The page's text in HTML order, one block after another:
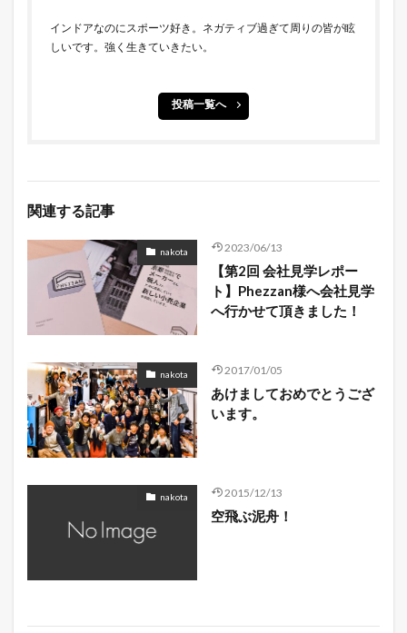
インドアなのにスポーツ好き。ネガティブ過ぎて周りの皆が眩
しいです。強く生きていきたい。
投稿一覧へ
関連する記事
nakota 2023/06/13
【第2回 会社見学レポー
ト】Phezzan様へ会社見学
へ行かせて頂きました！
nakota 2017/01/05
あけましておめでとうござ
います。
nakota 2015/12/13
空飛ぶ泥舟！